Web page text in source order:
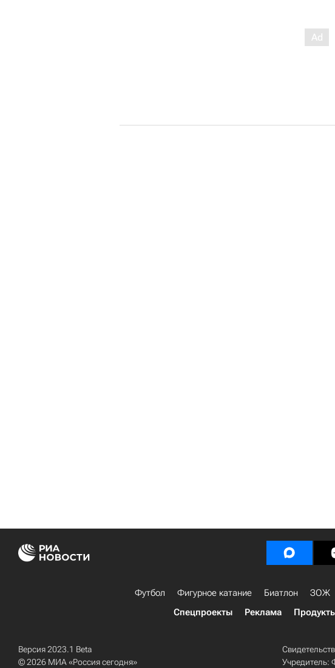
Футбол Фигурное катание Биатлон ЗОЖ
Спецпроекты
Реклама
Версия 2023.1 Beta
© 2026 МИА «Россия сегодня»
Учредитель: